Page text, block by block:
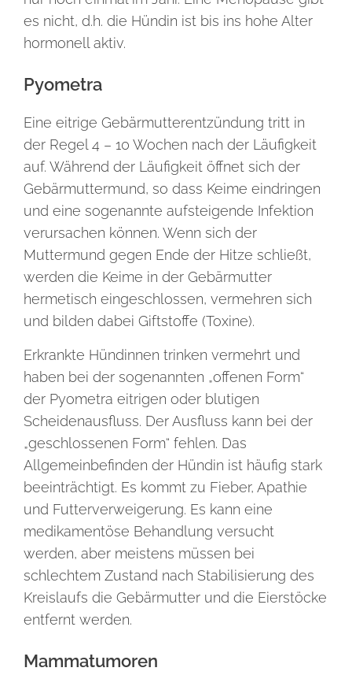
es nicht, d.h. die Hündin ist bis ins hohe Alter
hormonell aktiv.
Pyometra
Eine eitrige Gebärmutterentzündung tritt in
der Regel 4 – 10 Wochen nach der Läufigkeit
auf. Während der Läufigkeit öffnet sich der
Gebärmuttermund, so dass Keime eindringen
und eine sogenannte aufsteigende Infektion
verursachen können. Wenn sich der
Muttermund gegen Ende der Hitze schließt,
werden die Keime in der Gebärmutter
hermetisch eingeschlossen, vermehren sich
und bilden dabei Giftstoffe (Toxine).
Erkrankte Hündinnen trinken vermehrt und
haben bei der sogenannten „offenen Form“
der Pyometra eitrigen oder blutigen
Scheidenausfluss. Der Ausfluss kann bei der
„geschlossenen Form“ fehlen. Das
Allgemeinbefinden der Hündin ist häufig stark
beeinträchtigt. Es kommt zu Fieber, Apathie
und Futterverweigerung. Es kann eine
medikamentöse Behandlung versucht
werden, aber meistens müssen bei
schlechtem Zustand nach Stabilisierung des
Kreislaufs die Gebärmutter und die Eierstöcke
entfernt werden.
Mammatumoren